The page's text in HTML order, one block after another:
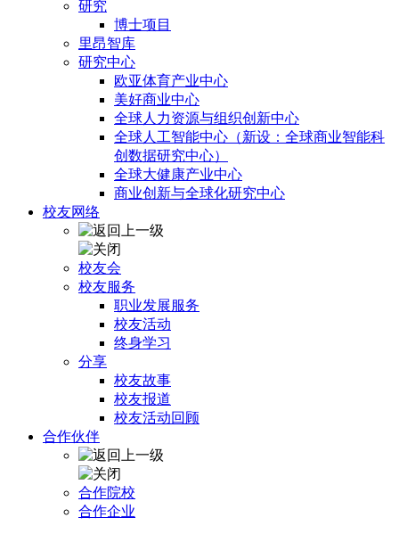
研究
博士项目
里昂智库
研究中心
欧亚体育产业中心
美好商业中心
全球人力资源与组织创新中心
全球人工智能中心（新设：全球商业智能科
创数据研究中心）
全球大健康产业中心
商业创新与全球化研究中心
校友网络
校友会
校友服务
职业发展服务
校友活动
终身学习
分享
校友故事
校友报道
校友活动回顾
合作伙伴
合作院校
合作企业